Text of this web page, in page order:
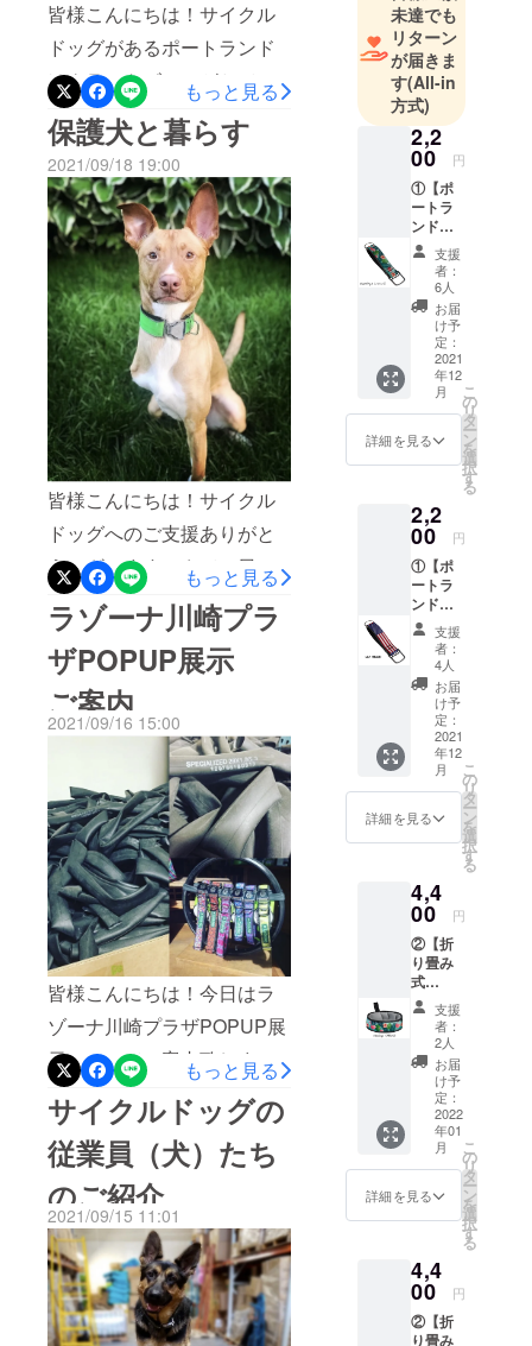
からオレゴンに学びに来て
いる学生も多いです。デザ
インを勉強している学生も
多く、サイクルドッグの
オーナーであるラネットも
インターンを積極的に受け
入れています。地域の雇用
を促進したり、若い世代に
仕事の機会を与えていきた
いと思ったラネットは、
Made in Portlandにとても誇
りを持っています。ラネッ
ト自身もJUKIのミシン一台
から起業しています。最高
の品質と常に改良を目指し
ています！ 皆様、引き続き
暖かいご支援よろしくお願
い致します。
皆様こんにちは！サイクル
ドッグがあるポートランド
はクラフトビールがとても
有名です。市内にはたくさ
んのクラフトビールが楽し
めるお店があります。サイ
クルドッグの製品は市内の
クラフトビールのバーでも
販売されています。なぜ
かって？なぜなら、首輪に
ビールの栓抜きがついてい
るからです！ビールを飲ん
でいるときに首輪やリード
があると、家で待っている
愛犬のために、ついつい
買って帰るお客様が多いん
だそうです！そして、ワン
ちゃんと一緒にビールが楽
しめるのもサイクルドッグ
の魅力のひとつです。日本
では、なかなかワンちゃん
と一緒に食事が楽しめる場
所がまだまだ少ないです
ね。テラス席ならワンちゃ
ん同伴でもOKというところ
はありますが、アメリカに
比べて少ないかもしれない
ですね。クラウドファン
ディングでは、ZOOMツ
アーもご用意してありま
す！引き続き、皆様の暖か
いご協力よろしくお願い致
します。
もっと見る
保護犬と暮らす
2021/09/18 19:00
皆様こんにちは！サイクル
ドッグへのご支援ありがと
うございます！さて、日本
では飼育放棄や多頭飼いか
らのレスキュー悪質なペッ
トショップのニュースを最
近よく耳にする機会もある
と思います。アメリカは
ペット大国ですが、ペット
ショップには動物が生体販
売されているお店はほとん
どないそうです。犬を飼っ
ているポートランドの友人
たちも、保護犬の団体や譲
渡会で出会い、家族に向か
い入れたという話ばかりで
す。サイクルドッグとラ
ネットも保護犬の譲渡会を
行ったり、保護犬が新しい
家族を幸せに暮らせる機会
を積極的に設けています。
ラネットも保護犬を暮らし
ています。引き続き皆様の
暖かいご支援、よろしくお
願い致します！
もっと見る
ラゾーナ川崎プラ
ザPOPUP展示
ご案内
2021/09/16 15:00
皆様こんにちは！今日はラ
ゾーナ川崎プラザPOPUP展
示についてご案内致しま
す。「THINK NEW
NORMAL（新しい時代を考
える）」をテーマに
CAMPFIREのPOPUP展示
を行います。な、なんと、
サイクルドッグの製品も展
示に選ばれました！パチパ
チパチ!!!!サイクルドッグの
もっと見る
サイクルドッグの
従業員（犬）たち
のご紹介
2021/09/15 11:01
ています。
私たちは商
社の根幹と
も言えるト
レーディン
グ事業に加
え、ソー
シャルビジ
ネスに力を
注いでお
り、事業を
通じて人と
地球環境に
貢献できる
仕組み作り
に挑戦して
います。
社会課題の
解決をビジ
ネスで行
う、現代の
北前船商社
ホクセイプ
ロダクツグ
ループの今
後の航海に
ご期待くだ
未達でも
リターン
が届きま
す(All-in
方式)
2,2
00 円
①【ポ
ートラ
ンドら
しさあ
ふれる
ボトル
オープ
ナー付
きキー
チェ
ン】 サ
イズ：
長さ約
7.6cm×
幅
2.5cm
2,000円
（税抜
き）
2,200円
（税込
み）※日
本国内
への送
料は当
社負担
支援
者：
6人
お届
け予
定：
2021
年12
月
詳細を見る
こ
の
リ
タ
ー
ン
を
選
択
す
る
2,2
00 円
①【ポ
ートラ
ンドら
しさあ
ふれる
ボトル
オープ
ナー付
きキー
チェ
ン】 定
価2,000
円（税
抜
き）
2,200円
み）※日
本国内
への送
料は当
社負担
支援
者：
4人
お届
け予
定：
2021
年12
月
詳細を見る
こ
の
リ
タ
ー
ン
を
選
択
す
る
4,4
00 円
②【折
り畳み
式
ウォー
ターボ
ウル】
560ｇの
水が入
りま
す！ 広
げた時
の大き
さ：直
径約15
センチX
高さ５
折り畳
んだ時
の大き
さ：10
支援
者：
2人
お届
け予
定：
2022
年01
月
詳細を見る
こ
の
リ
タ
ー
ン
を
選
択
す
る
4,4
00 円
②【折
り畳み